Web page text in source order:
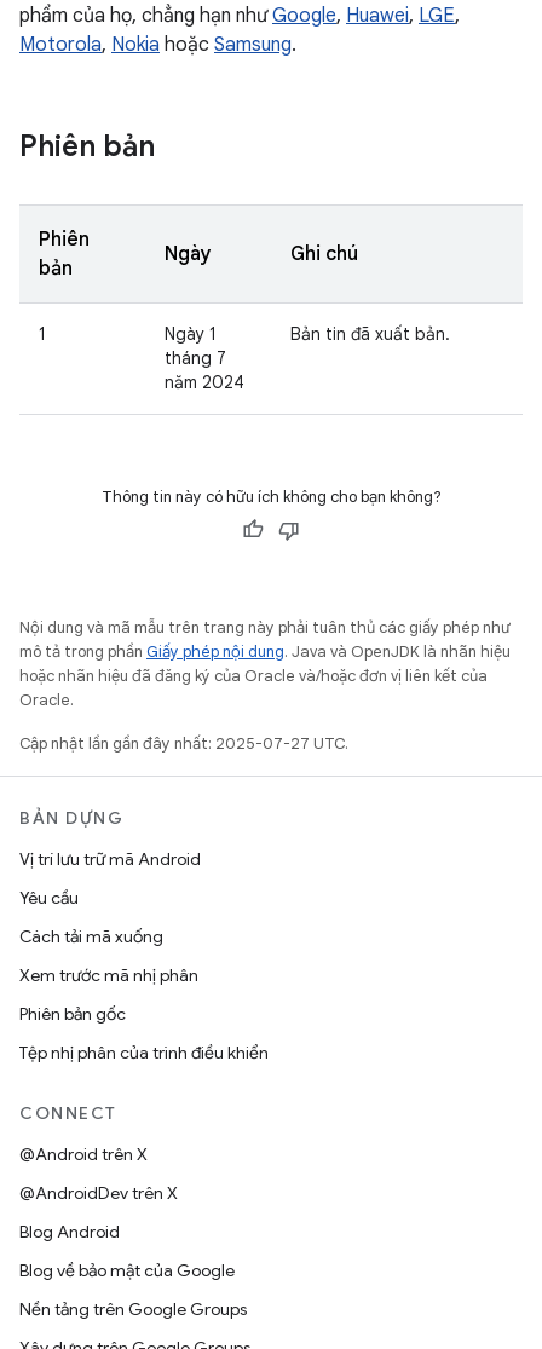
phẩm của họ, chẳng hạn nhưGoogle, Huawei, LGE,
Motorola, Nokia hoặc Samsung.
Phiên bản
Phiên
bản
Ngày Ghi chú
1
Ngày 1
tháng 7
năm 2024
Bản tin đã xuất bản.
Thông tin này có hữu ích không cho bạn không?
Nội dung và mã mẫu trên trang này phải tuân thủ các giấy phép như
mô tả trong phần Giấy phép nội dung. Java và OpenJDK là nhãn hiệu
hoặc nhãn hiệu đã đăng ký của Oracle và/hoặc đơn vị liên kết của
Oracle.
Cập nhật lần gần đây nhất: 2025-07-27 UTC.
BẢN DỰNG
Vị trí lưu trữ mã Android
Yêu cầu
Cách tải mã xuống
Xem trước mã nhị phân
Phiên bản gốc
Tệp nhị phân của trình điều khiển
CONNECT
@Android trên X
@AndroidDev trên X
Blog Android
Blog về bảo mật của Google
Nền tảng trên Google Groups